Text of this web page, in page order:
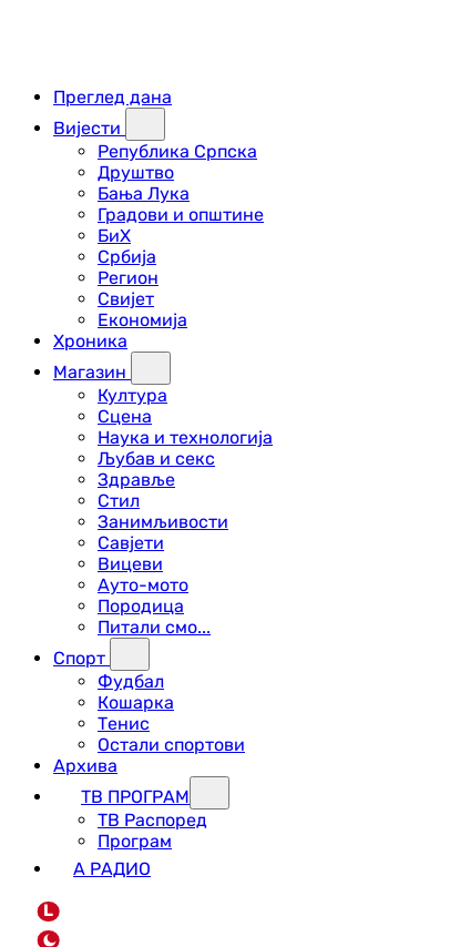
Преглед дана
Вијести
Република Српска
Друштво
Бања Лука
Градови и општине
БиХ
Србија
Регион
Свијет
Економија
Хроника
Магазин
Култура
Сцена
Наука и технологија
Љубав и секс
Здравље
Стил
Занимљивости
Савјети
Вицеви
Ауто-мото
Породица
Питали смо...
Спорт
Фудбал
Кошарка
Тенис
Остали спортови
Архива
ТВ ПРОГРАМ
ТВ Распоред
Програм
А РАДИО
L